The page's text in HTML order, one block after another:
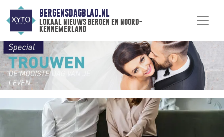
BERGENSDAGBLAD.NL
lokaal nieuws bergen en noord-
kennemerland